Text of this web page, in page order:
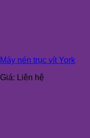
Máy nén trục vít York
Giá: Liên hệ